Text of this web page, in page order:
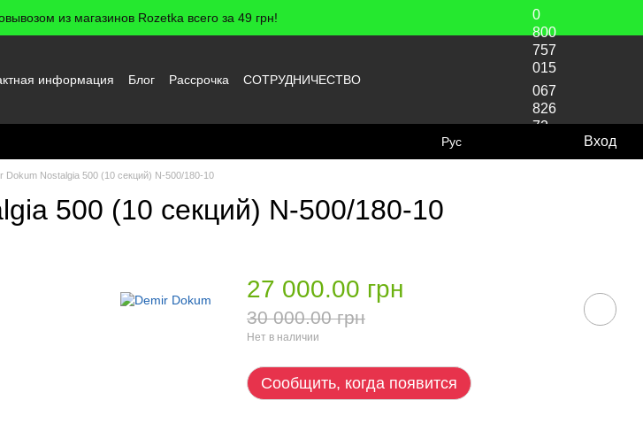
из магазинов Rozetka всего за 49 грн!
информация Блог Рассрочка
СОТРУДНИЧЕСТВО
0
800
757
015
067
826
72
Рус Вход
Dokum Nostalgia 500 (10 секций) N-500/180-10
500 (10 секций) N-500/180-10
27 000.00 грн
30 000.00 грн
Нет в наличии
Сообщить, когда появится